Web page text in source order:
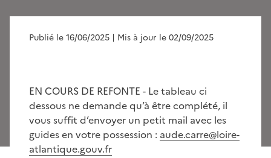
Publié le 16/06/2025 | Mis à jour le 02/09/2025
EN COURS DE REFONTE - Le tableau ci
dessous ne demande qu’à être complété, il
vous suffit d’envoyer un petit mail avec les
guides en votre possession : aude.carre@loire-
atlantique.gouv.fr